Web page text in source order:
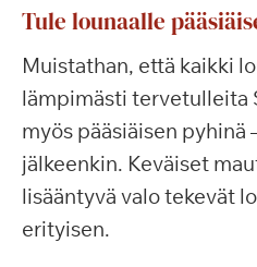
Tule lounaalle
Muistathan, että kaikki
lämpimästi tervetulleita
myös pääsiäisen pyhinä
jälkeenkin. Keväiset
lisääntyvä valo tekevät
erityisen.